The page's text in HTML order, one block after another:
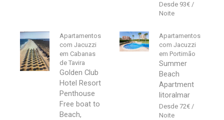
93€
Apartamentos
com Jacuzzi
em Cabanas
de Tavira
Golden Club
Hotel Resort
Penthouse
Free boat to
Beach,
Apartamentos
com Jacuzzi
em Portimão
Summer
Beach
Apartment
litoralmar
72€